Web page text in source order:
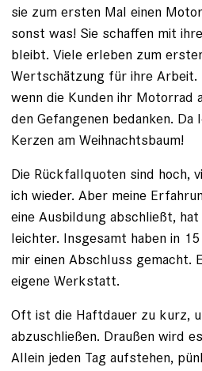
sie zum ersten Mal einen
sonst was! Sie schaffen mit
bleibt. Viele erleben zum
Wertschätzung für ihre
wenn die ­Kunden ihr Motorrad
den Gefangenen ­bedanken.
Kerzen am Weihnachtsbaum!
Die Rückfallquoten sind hoch,
ich wieder. Aber meine
eine Ausbildung abschließt,
leichter. Insgesamt haben in
mir einen Abschluss gemacht.
eigene Werkstatt.
Oft ist die Haftdauer zu kurz,
abzuschließen. Draußen wird
Allein jeden Tag aufstehen,